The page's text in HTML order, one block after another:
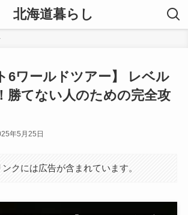
北海道暮らし
6ワールドツアー】 レベル
勝てない人のための完全攻
年5月25日
クには広告が含まれています。